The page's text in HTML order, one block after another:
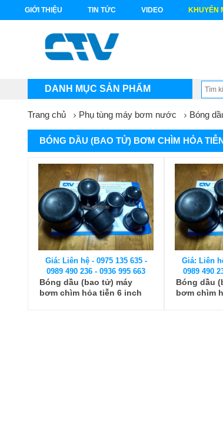
GIỚI THIỆU TIN TỨC VIDEO KHUYẾN
DANH MỤC SẢN PHẨM
Trang chủ Phụ tùng máy bơm nước Bóng
BÓNG DẦU (BAO TỬ) BƠM CHÌM HỎA
Giá: Liên hệ - 0975 135 635 -
0989 490 236 - 0936 995 663
Bóng dầu (bao tử) máy
bơm chìm hỏa tiễn 6 inch
Giá: Liên
0989 490
Bóng dầu
bơm chìm